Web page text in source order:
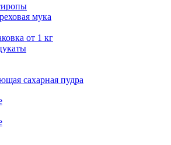
мука
от 1 кг
сахарная пудра